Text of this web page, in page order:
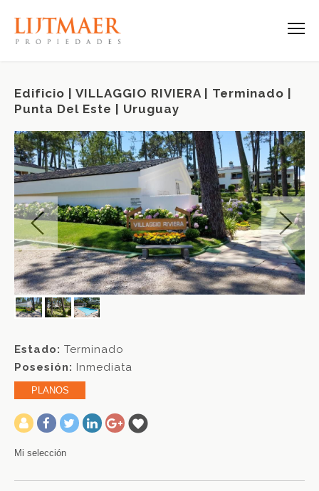
Edificio | VILLAGGIO RIVIERA | Terminado |
Punta Del Este | Uruguay
Estado: Terminado
Posesión: Inmediata
PLANOS
-
Mi selección